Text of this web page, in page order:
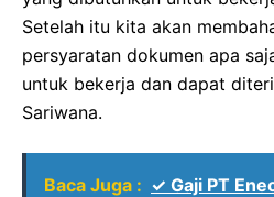
Setelah itu kita akan
persyaratan dokumen apa
untuk bekerja dan dapat
Sariwana.
Baca Juga : ✓ Gaji PT